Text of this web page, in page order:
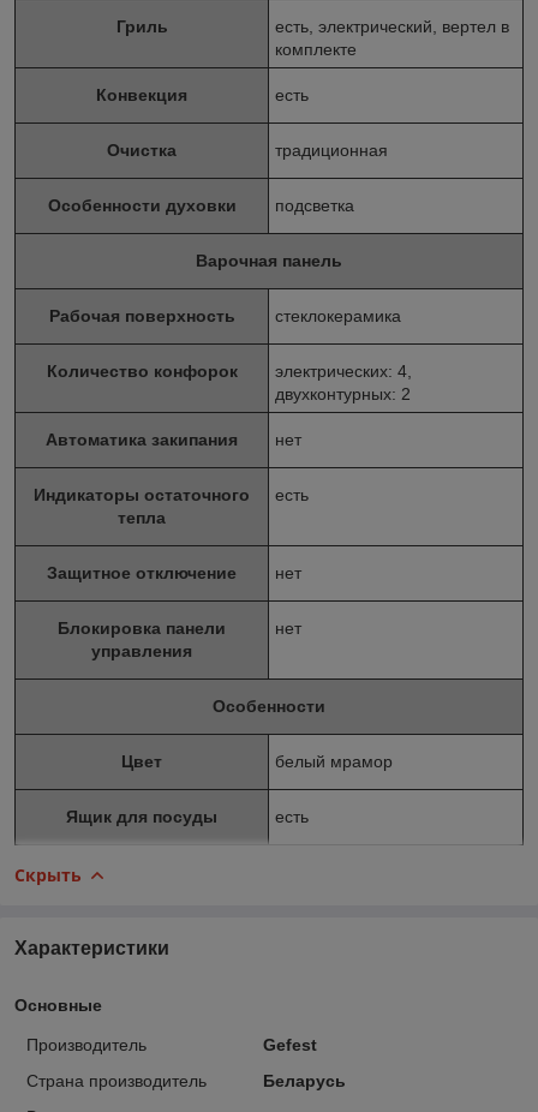
Гриль
есть, электрический, вертел в
комплекте
Конвекция есть
Очистка традиционная
Особенности духовки подсветка
Варочная панель
Рабочая поверхность стеклокерамика
Количество конфорок
электрических: 4,
двухконтурных: 2
Автоматика закипания нет
Индикаторы остаточного
тепла
есть
Защитное отключение нет
Блокировка панели
управления
нет
Особенности
Цвет белый мрамор
Ящик для посуды есть
Скрыть
Характеристики
Основные
Производитель
Gefest
Страна производитель
Беларусь